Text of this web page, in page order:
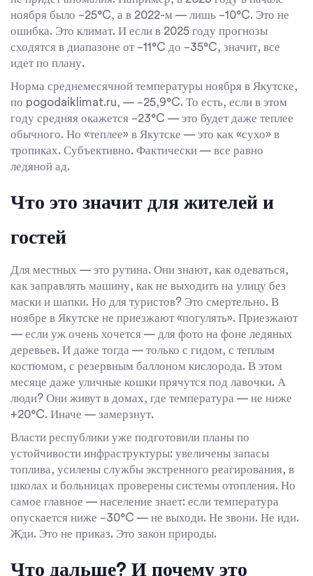
ноября было −25°C, а в 2022-м — лишь −10°C. Это не
ошибка. Это климат. И если в 2025 году прогнозы
сходятся в диапазоне от −11°C до −35°C, значит, все
идет по плану.
Норма среднемесячной температуры ноября в Якутске,
по pogodaiklimat.ru, — −25,9°C. То есть, если в этом
году средняя окажется −23°C — это будет даже теплее
обычного. Но «теплее» в Якутске — это как «сухо» в
тропиках. Субъективно. Фактически — все равно
ледяной ад.
Что это значит для жителей и
гостей
Для местных — это рутина. Они знают, как одеваться,
как заправлять машину, как не выходить на улицу без
маски и шапки. Но для туристов? Это смертельно. В
ноябре в Якутске не приезжают «погулять». Приезжают
— если уж очень хочется — для фото на фоне ледяных
деревьев. И даже тогда — только с гидом, с теплым
костюмом, с резервным баллоном кислорода. В этом
месяце даже уличные кошки прячутся под лавочки. А
люди? Они живут в домах, где температура — не ниже
+20°C. Иначе — замерзнут.
Власти республики уже подготовили планы по
устойчивости инфраструктуры: увеличены запасы
топлива, усилены службы экстренного реагирования, в
школах и больницах проверены системы отопления. Но
самое главное — население знает: если температура
опускается ниже −30°C — не выходи. Не звони. Не иди.
Жди. Это не приказ. Это закон природы.
Что дальше? И почему это